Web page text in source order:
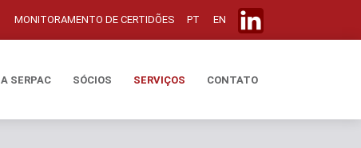
MONITORAMENTO DE CERTIDÕES PT EN
A SERPAC SÓCIOS SERVIÇOS CONTATO